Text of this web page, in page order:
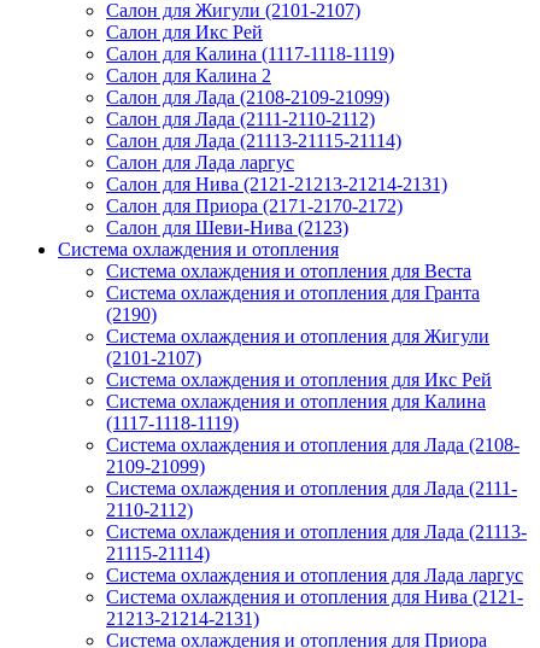
Салон для Жигули (2101-2107)
Салон для Икс Рей
Салон для Калина (1117-1118-1119)
Салон для Калина 2
Салон для Лада (2108-2109-21099)
Салон для Лада (2111-2110-2112)
Салон для Лада (21113-21115-21114)
Салон для Лада ларгус
Салон для Нива (2121-21213-21214-2131)
Салон для Приора (2171-2170-2172)
Салон для Шеви-Нива (2123)
Система охлаждения и отопления
Система охлаждения и отопления для Веста
Система охлаждения и отопления для Гранта
(2190)
Система охлаждения и отопления для Жигули
(2101-2107)
Система охлаждения и отопления для Икс Рей
Система охлаждения и отопления для Калина
(1117-1118-1119)
Система охлаждения и отопления для Лада (2108-
2109-21099)
Система охлаждения и отопления для Лада (2111-
2110-2112)
Система охлаждения и отопления для Лада (21113-
21115-21114)
Система охлаждения и отопления для Лада ларгус
Система охлаждения и отопления для Нива (2121-
21213-21214-2131)
Система охлаждения и отопления для Приора